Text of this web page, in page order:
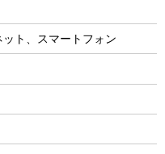
ト、スマートフォン